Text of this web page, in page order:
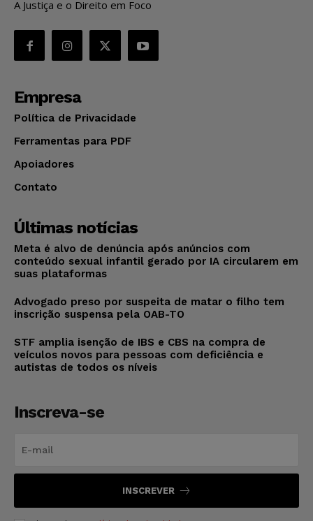
A Justiça e o Direito em Foco
Empresa
Política de Privacidade
Ferramentas para PDF
Apoiadores
Contato
Últimas notícias
Meta é alvo de denúncia após anúncios com
conteúdo sexual infantil gerado por IA circularem em
suas plataformas
Advogado preso por suspeita de matar o filho tem
inscrição suspensa pela OAB-TO
STF amplia isenção de IBS e CBS na compra de
veículos novos para pessoas com deficiência e
autistas de todos os níveis
Inscreva-se
INSCREVER